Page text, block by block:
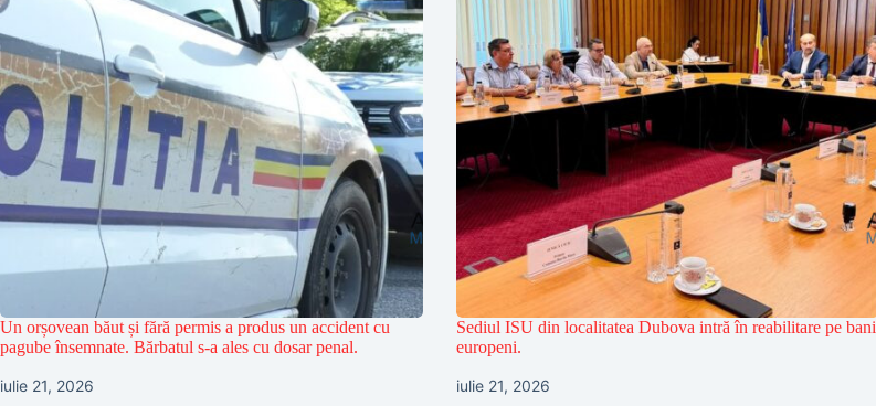
Un orșovean băut și fără permis a produs un accident cu
pagube însemnate. Bărbatul s-a ales cu dosar penal.
iulie 21, 2026
Sediul ISU din localitatea Dubova intră în reabilitare pe bani
europeni.
iulie 21, 2026